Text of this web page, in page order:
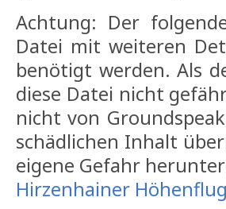
Achtung: Der
Datei mit weiteren
benötigt werden. Als
diese Datei nicht
nicht von
schädlichen Inhalt
eigene Gefahr
Hirzenhainer Höhenflug